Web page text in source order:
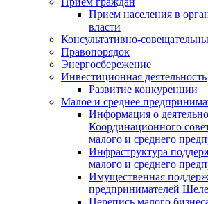
Прием населения в
власти
Консультативно-
Правопорядок
Энергосбережение
Инвестиционная деятельность
Развитие конкуренции
Малое и среднее
Информация о
Координационного
малого и среднего
Инфраструктура
малого и среднего
Имущественная
предпринимателей
Перепись малого